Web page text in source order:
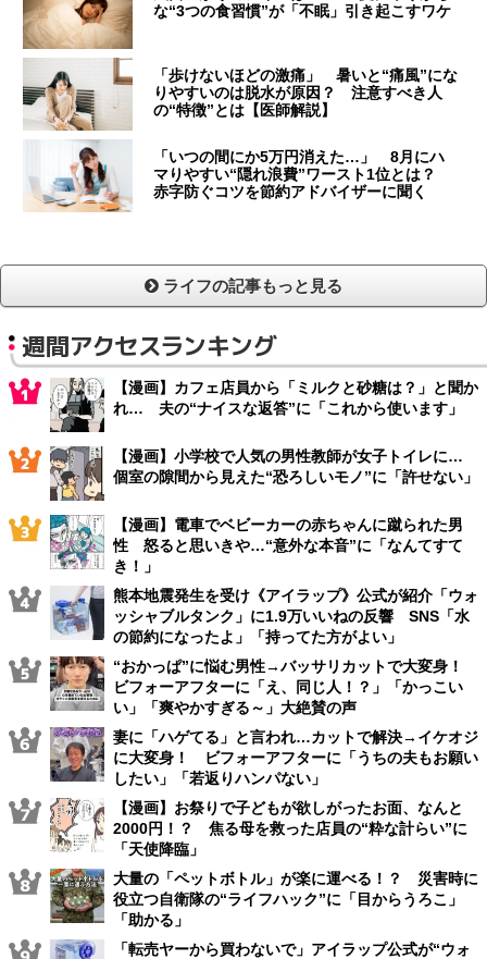
な“3つの食習慣”が「不眠」引き起こすワケ
「歩けないほどの激痛」 暑いと“痛風”にな
りやすいのは脱水が原因？ 注意すべき人
の“特徴”とは【医師解説】
「いつの間にか5万円消えた…」 8月にハ
マりやすい“隠れ浪費”ワースト1位とは？
赤字防ぐコツを節約アドバイザーに聞く
ライフの記事もっと見る
週間アクセスランキング
【漫画】カフェ店員から「ミルクと砂糖は？」と聞か
れ… 夫の“ナイスな返答”に「これから使います」
【漫画】小学校で人気の男性教師が女子トイレに…
個室の隙間から見えた“恐ろしいモノ”に「許せない」
【漫画】電車でベビーカーの赤ちゃんに蹴られた男
性 怒ると思いきや…“意外な本音”に「なんてすて
き！」
熊本地震発生を受け《アイラップ》公式が紹介「ウォ
ッシャブルタンク」に1.9万いいねの反響 SNS「水
の節約になったよ」「持ってた方がよい」
“おかっぱ”に悩む男性→バッサリカットで大変身！
ビフォーアフターに「え、同じ人！？」「かっこい
い」「爽やかすぎる～」大絶賛の声
妻に「ハゲてる」と言われ…カットで解決→イケオジ
に大変身！ ビフォーアフターに「うちの夫もお願い
したい」「若返りハンパない」
【漫画】お祭りで子どもが欲しがったお面、なんと
2000円！？ 焦る母を救った店員の“粋な計らい”に
「天使降臨」
大量の「ペットボトル」が楽に運べる！？ 災害時に
役立つ自衛隊の“ライフハック”に「目からうろこ」
「助かる」
「転売ヤーから買わないで」アイラップ公式が“ウォ